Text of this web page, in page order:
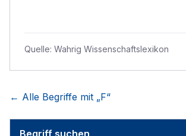
Quelle: Wahrig Wissenschaftslexikon
← Alle Begriffe mit „F“
Begriff suchen